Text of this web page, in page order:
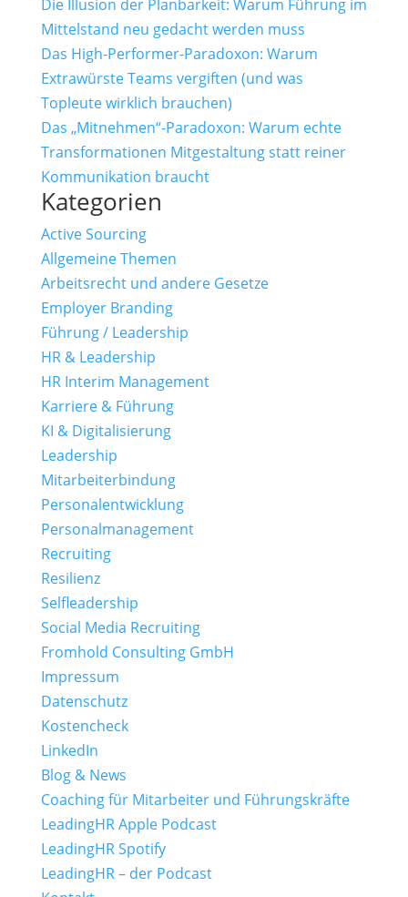
Die Illusion der Planbarkeit: Warum Führung im
Mittelstand neu gedacht werden muss
Das High-Performer-Paradoxon: Warum
Extrawürste Teams vergiften (und was
Topleute wirklich brauchen)
Das „Mitnehmen“-Paradoxon: Warum echte
Transformationen Mitgestaltung statt reiner
Kommunikation braucht
Kategorien
Active Sourcing
Allgemeine Themen
Arbeitsrecht und andere Gesetze
Employer Branding
Führung / Leadership
HR & Leadership
HR Interim Management
Karriere & Führung
KI & Digitalisierung
Leadership
Mitarbeiterbindung
Personalentwicklung
Personalmanagement
Recruiting
Resilienz
Selfleadership
Social Media Recruiting
Fromhold Consulting GmbH
Impressum
Datenschutz
Kostencheck
LinkedIn
Blog & News
Coaching für Mitarbeiter und Führungskräfte
LeadingHR Apple Podcast
LeadingHR Spotify
LeadingHR – der Podcast